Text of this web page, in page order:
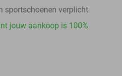
sportschoenen verplicht
jouw aankoop is 100%